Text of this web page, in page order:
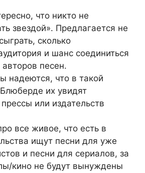
что никто не
звездой». Предлагается не
сколько
и шанс соединиться
песен.
надеются, что в такой
их увидят
или издательств
все живое, что есть в
ищут песни для уже
и песни для сериалов, за
кино не будут вынуждены